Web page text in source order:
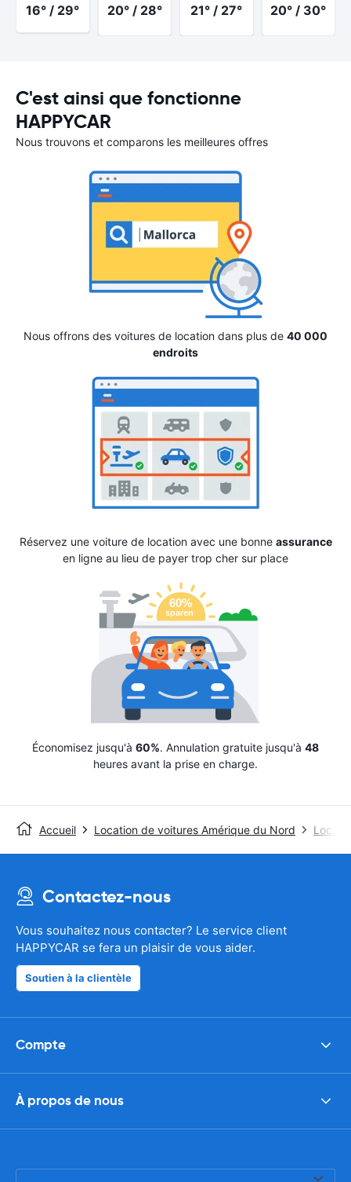
16° / 29° 20° / 28° 21° / 27° 20° / 30°
C'est ainsi que fonctionne
HAPPYCAR
Nous trouvons et comparons les meilleures offres
Nous offrons des voitures de location dans plus de 40 000
endroits
Réservez une voiture de location avec une bonne assurance
en ligne au lieu de payer trop cher sur place
Économisez jusqu'à 60%. Annulation gratuite jusqu'à 48
heures avant la prise en charge.
Accueil Location de voitures Amérique du Nord
Contactez-nous
Vous souhaitez nous contacter? Le service client
HAPPYCAR se fera un plaisir de vous aider.
Soutien à la clientèle
Compte
À propos de nous